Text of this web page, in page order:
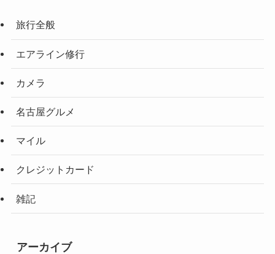
旅行全般
エアライン修行
カメラ
名古屋グルメ
マイル
クレジットカード
雑記
アーカイブ